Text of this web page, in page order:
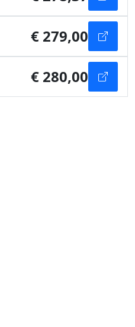
€ 279,00
€ 280,00